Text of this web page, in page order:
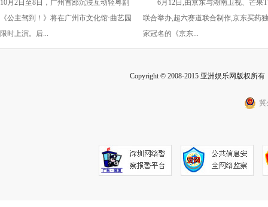
到！》国庆假期上演
10月2日至8日，广州首部沉浸互动轻粤剧
《公主驾到！》将在广州市文化馆·曲艺园
限时上演。后...
开启：抢先预约直播 赢最高
2025元红包
6月12日,由京东与湖南卫视、芒果
联合举办,超六赛道联合制作,京东买药独
家冠名的《京东...
Copyright © 2008-2015 亚洲娱乐网版权所
冀